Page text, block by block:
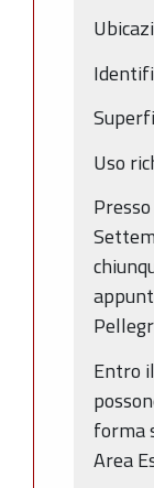
Uso
Entro
forma
Area